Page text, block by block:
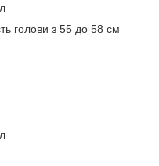
голови з 55 до 58 см